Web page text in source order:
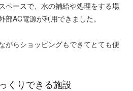
ペースで、水の補給や処理をする場
AC電源が利用できました。
がらショッピングもできてとても便
くりできる施設